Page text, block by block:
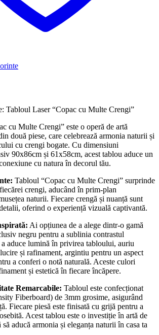
Tabloul Laser “Copac cu Multe Crengi”
cu Multe Crengi” este o operă de artă
două piese, care celebrează armonia naturii și
cu crengi bogate. Cu dimensiuni
90x86cm și 61x58cm, acest tablou aduce un
cu natura în decorul tău.
Tabloul “Copac cu Multe Crengi” surprinde
crengi, aducând în prim-plan
naturii. Fiecare crengă și nuanță sunt
oferind o experiență vizuală captivantă.
Ai opțiunea de a alege dintr-o gamă
negru pentru a sublinia contrastul
aduce lumină în privirea tabloului, auriu
și rafinament, argintiu pentru un aspect
a conferi o notă naturală. Aceste culori
și estetică în fiecare încăpere.
Remarcabile: Tabloul este confecționat
Fiberboard) de 3mm grosime, asigurând
Fiecare piesă este finisată cu grijă pentru a
Acest tablou este o investiție în artă de
aducă armonia și eleganța naturii în casa ta